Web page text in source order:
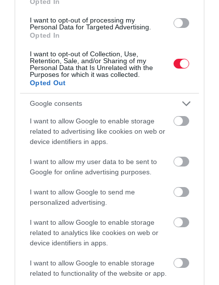
I want to opt-out of processing my
Personal Data for Targeted Advertising.
Opted In
I want to opt-out of Collection, Use,
Retention, Sale, and/or Sharing of my
Personal Data that Is Unrelated with the
Purposes for which it was collected.
Opted Out
Google consents
I want to allow Google to enable storage
related to advertising like cookies on web or
device identifiers in apps.
I want to allow my user data to be sent to
Google for online advertising purposes.
I want to allow Google to send me
personalized advertising.
I want to allow Google to enable storage
related to analytics like cookies on web or
device identifiers in apps.
I want to allow Google to enable storage
related to functionality of the website or app.
AI-bevezetés: hogyan ne fulladjon ki a lendület az
Az előző részben sorba raktuk az AI üzleti eseteket. Azonban egy
jó sorrend önmagában nem tartja életben a nagyobb AI bevezetési
folyamatot, tapasztalatunk szerint két hónap lelkesedés után a